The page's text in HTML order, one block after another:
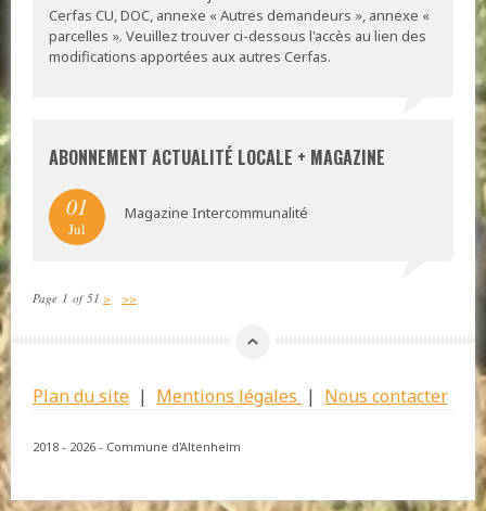
Cerfas CU, DOC, annexe « Autres demandeurs », annexe «
parcelles ». Veuillez trouver ci-dessous l'accès au lien des
modifications apportées aux autres Cerfas.
ABONNEMENT ACTUALITÉ LOCALE + MAGAZINE
01
Jul
Magazine Intercommunalité
Page 1 of 51 > >>
Plan du site | Mentions légales | Nous contacter
2018 - 2026 - Commune d'Altenheim